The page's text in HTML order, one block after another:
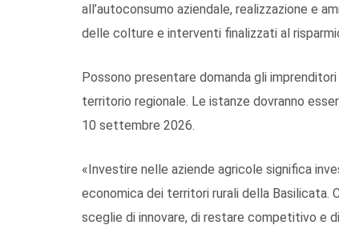
all’autoconsumo aziendale, realizzazione e
delle colture e interventi finalizzati al
Possono presentare domanda gli
territorio regionale. Le istanze dovranno
10 settembre 2026.
«Investire nelle aziende agricole significa
economica dei territori rurali della
sceglie di innovare, di restare competitivo e